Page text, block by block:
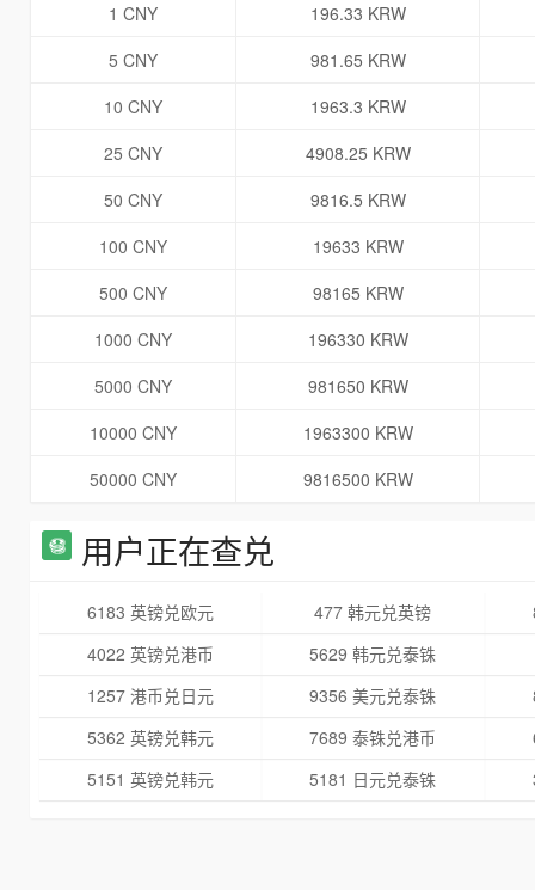
1 CNY
196.33 KRW
5 CNY
981.65 KRW
10 CNY
1963.3 KRW
25 CNY
4908.25 KRW
50 CNY
9816.5 KRW
100 CNY
19633 KRW
500 CNY
98165 KRW
1000 CNY
196330 KRW
5000 CNY
981650 KRW
10000 CNY
1963300 KRW
50000 CNY
9816500 KRW
用户正在查兑
6183 英镑兑欧元 477 韩元兑英镑
4022 英镑兑港币
5629 韩元兑泰铢
1257 港币兑日元
9356 美元兑泰铢
5362 英镑兑韩元
7689 泰铢兑港币
5151 英镑兑韩元
5181 日元兑泰铢